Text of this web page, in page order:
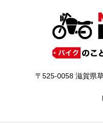
〒525-0058 滋賀県